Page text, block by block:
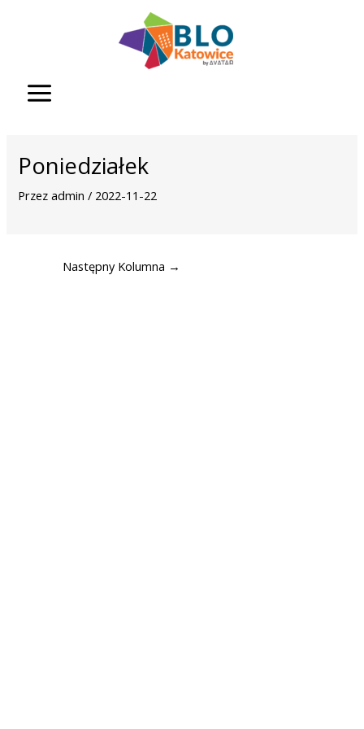
Poniedziałek
Przezadmin/ 2022-11-22
Następny Kolumna →